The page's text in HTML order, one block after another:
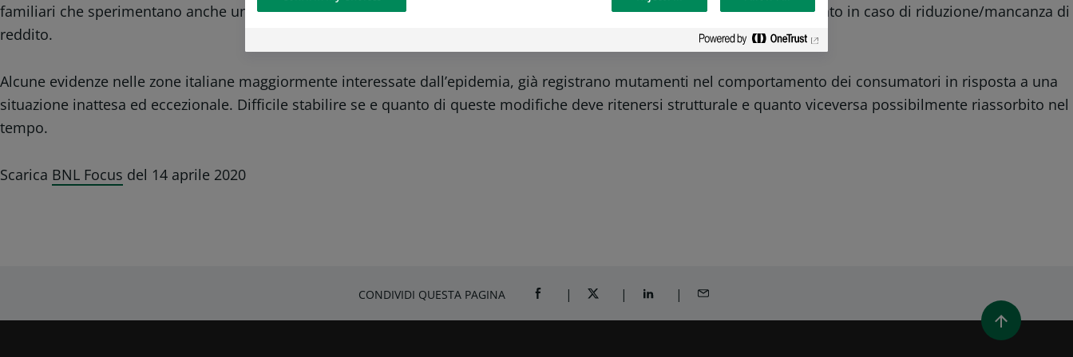
familiari che sperimentano anche una “povertà di ricchezza” ovvero scarse (o nulle) risorse finanziarie su cui fare affidamento in caso di riduzione/mancanza di
reddito.
Alcune evidenze nelle zone italiane maggiormente interessate dall’epidemia, già registrano mutamenti nel comportamento dei consumatori in risposta a una
situazione inattesa ed eccezionale. Difficile stabilire se e quanto di queste modifiche deve ritenersi strutturale e quanto viceversa possibilmente riassorbito nel
tempo.
Scarica BNL Focus del 14 aprile 2020
CONDIVIDI QUESTA PAGINA CONDIVIDI SU FACEBOOK
CONDIVIDI SU TWITTER
CONDIVIDI SU LINKEDIN
CONDIVIDI TRAMITE EMAIL